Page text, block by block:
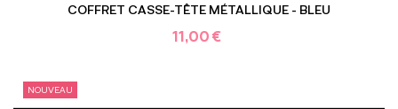
COFFRET CASSE-TÊTE MÉTALLIQUE - BLEU
11,00 €
NOUVEAU